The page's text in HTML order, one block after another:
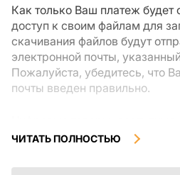
Как только Ваш платеж будет
доступ к своим файлам для
скачивания файлов будут
электронной почты,
Пожалуйста, убедитесь, что
почты введен правильно.
загрузки, не подлежат
ознакомиться с описанием
ЧИТАТЬ ПОЛНОСТЬЮ